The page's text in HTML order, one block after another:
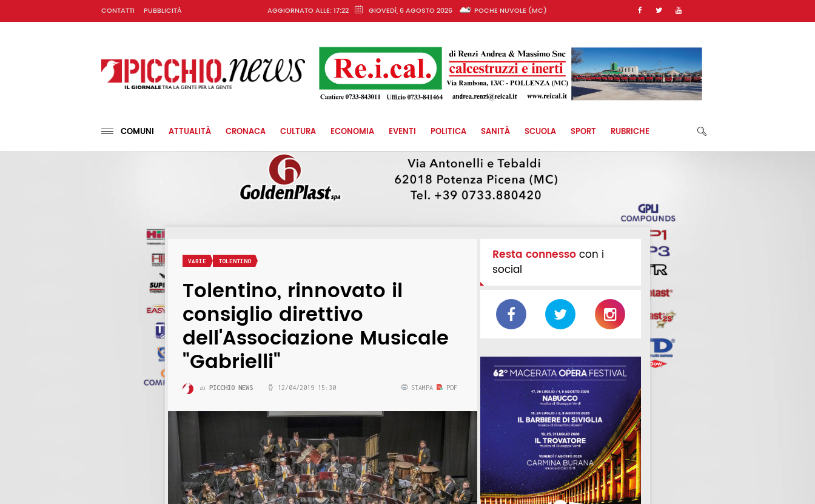
CONTATTI PUBBLICITÀ AGGIORNATO ALLE: 17:22 GIOVEDÌ, 6 AGOSTO 2026 POCHE NUVOLE (MC)
COMUNI ATTUALITÀ CRONACA CULTURA ECONOMIA EVENTI POLITICA SANITÀ SCUOLA SPORT RUBRICHE
VARIE TOLENTINO
Tolentino, rinnovato il
consiglio direttivo
dell'Associazione Musicale
"Gabrielli"
di PICCHIO NEWS 12/04/2019 15:30 STAMPA PDF
Resta connessocon i
social